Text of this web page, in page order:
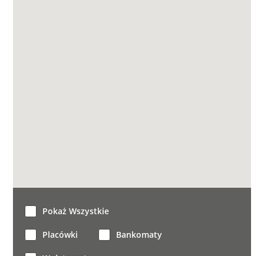
Pokaż Wszystkie
Placówki Bankomaty